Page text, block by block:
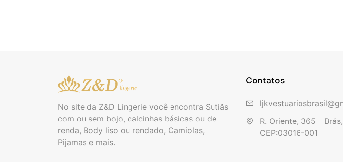
No site da Z&D Lingerie você encontra Sutiãs
com ou sem bojo, calcinhas básicas ou de
renda, Body liso ou rendado, Camiolas,
Pijamas e mais.
Contatos
R. Oriente, 365 -
CEP:03016-001